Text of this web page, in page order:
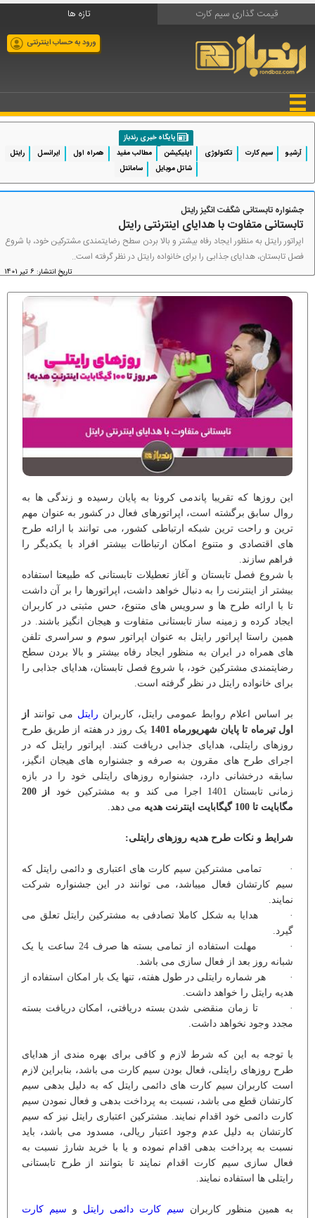
قیمت گذاری سیم کارت تازه ها
ورود به حساب اینترنتی
پایگاه خبری رندباز
آرشیو
سیم کارت تکنولوژی اپلیکیشن مطالب مفید همراه اول ایرانسل
رایتل
شاتل موبایل
سامانتل
جشنواره تابستانی شگفت انگیز رایتل
تابستانی متفاوت با هدایای اینترنتی رایتل
اپراتور رایتل به منظور ایجاد رفاه بیشتر و بالا بردن سطح رضایتمندی مشترکین خود، با شروع
فصل تابستان، هدایای جذابی را برای خانواده رایتل در نظر گرفته است..
تاریخ انتشار: 6 تیر 1401
این روزها که تقریبا پاندمی کرونا به پایان رسیده و زندگی ها به
روال سابق برگشته است، اپراتورهای فعال در کشور به عنوان مهم
ترین و راحت ترین شبکه ارتباطی کشور، می توانند با ارائه طرح
های اقتصادی و متنوع امکان ارتباطات بیشتر افراد با یکدیگر را
فراهم سازند.
با شروع فصل تابستان و آغاز تعطیلات تابستانی که طبیعتا استفاده
بیشتر از اینترنت را به دنبال خواهد داشت، اپراتورها را بر آن داشت
تا با ارائه طرح ها و سرویس های متنوع، حس مثبتی در کاربران
ایجاد کرده و زمینه ساز تابستانی متفاوت و هیجان انگیز باشند. در
همین راستا اپراتور رایتل به عنوان اپراتور سوم و سراسری تلفن
های همراه در ایران به منظور ایجاد رفاه بیشتر و بالا بردن سطح
رضایتمندی مشترکین خود، با شروع فصل تابستان، هدایای جذابی را
برای خانواده رایتل در نظر گرفته است.
بر اساس اعلام روابط عمومی رایتل، کاربران رایتل می توانند
از
اول تیرماه تا پایان شهریورماه 1401
یک روز در هفته از طریق طرح
روزهای رایتلی، هدایای جذابی دریافت کنند. اپراتور رایتل که در
اجرای طرح های مقرون به صرفه و جشنواره های هیجان انگیز،
سابقه درخشانی دارد، جشنواره روزهای رایتلی خود را در بازه
زمانی تابستان 1401 اجرا می کند و به مشترکین خود
از 200
مگابایت تا 100 گیگابایت اینترنت هدیه
می دهد.
شرایط و نکات طرح هدیه روزهای رایتلی:
· تمامی مشترکین سیم کارت های اعتباری و دائمی رایتل که
سیم کارتشان فعال میباشد، می توانند در این جشنواره شرکت
نمایند.
· هدایا به شکل کاملا تصادفی به مشترکین رایتل تعلق می
گیرد.
· مهلت استفاده از تمامی بسته ها صرف 24 ساعت یا یک
شبانه روز بعد از فعال سازی می باشد.
· هر شماره رایتلی در طول هفته، تنها یک بار امکان استفاده از
هدیه رایتل را خواهد داشت.
· تا زمان منقضی شدن بسته دریافتی، امکان دریافت بسته
مجدد وجود نخواهد داشت.
با توجه به این که شرط لازم و کافی برای بهره مندی از هدایای
طرح روزهای رایتلی، فعال بودن سیم کارت می باشد، بنابراین لازم
است کاربران سیم کارت های دائمی رایتل که به دلیل بدهی سیم
کارتشان قطع می باشد، نسبت به پرداخت بدهی و فعال نمودن سیم
کارت دائمی خود اقدام نمایند. مشترکین اعتباری رایتل نیز که سیم
کارتشان به دلیل عدم وجود اعتبار ریالی، مسدود می باشد، باید
نسبت به پرداخت بدهی اقدام نموده و یا با خرید شارژ نسبت به
فعال سازی سیم کارت اقدام نمایند تا بتوانند از طرح تابستانی
رایتلی ها استفاده نمایند.
به همین منظور کاربران سیم کارت دائمی رایتل و سیم کارت